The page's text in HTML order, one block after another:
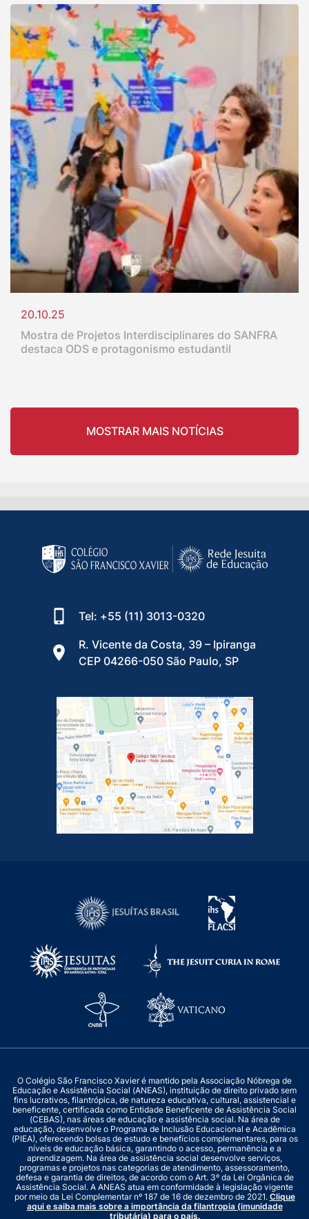
20.10.25
Mostra de Projetos Interdisciplinares do SANFRA
destaca ODS e protagonismo estudantil
MOSTRAR MAIS NOTÍCIAS
Tel: +55 (11) 3013-0320
R. Vicente da Costa, 39 – Ipiranga
CEP 04266-050 São Paulo, SP
O Colégio São Francisco Xavier é mantido pela Associação Nóbrega de
Educação e Assistência Social (ANEAS), instituição de direito privado sem
fins lucrativos, filantrópica, de natureza educativa, cultural, assistencial e
beneficente, certificada como Entidade Beneficente de Assistência Social
(CEBAS), nas áreas de educação e assistência social. Na área de
educação, desenvolve o Programa de Inclusão Educacional e Acadêmica
(PIEA), oferecendo bolsas de estudo e benefícios complementares, para os
níveis de educação básica, garantindo o acesso, permanência e a
aprendizagem. Na área de assistência social desenvolve serviços,
programas e projetos nas categorias de atendimento, assessoramento,
defesa e garantia de direitos, de acordo com o Art. 3º da Lei Orgânica de
Assistência Social. A ANEAS atua em conformidade à legislação vigente
por meio da Lei Complementar nº 187 de 16 de dezembro de 2021. Clique
aqui e saiba mais sobre a importância da filantropia (imunidade
tributária) para o país.